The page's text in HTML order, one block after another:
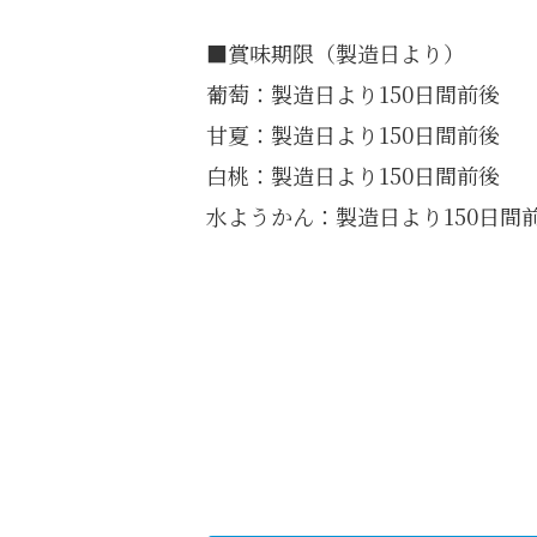
■賞味期限（製造日より）
葡萄：製造日より150日間前後
甘夏：製造日より150日間前後
白桃：製造日より150日間前後
水ようかん：製造日より150日間